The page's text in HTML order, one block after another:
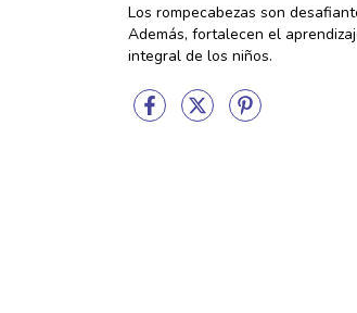
Los rompecabezas son
Además, fortalecen el
integral de los niños.